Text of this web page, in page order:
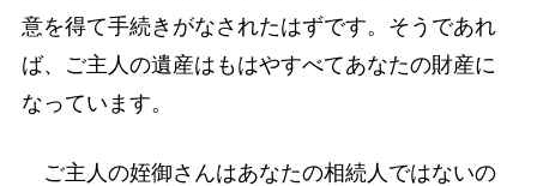
意を得て手続きがなされたはずです。そうであれ
ば、ご主人の遺産はもはやすべてあなたの財産に
なっています。
ご主人の姪御さんはあなたの相続人ではないの